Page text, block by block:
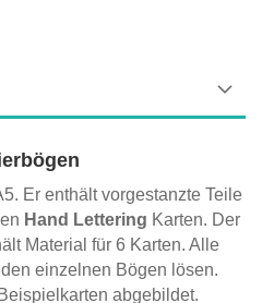
Er enthält vorgestanzte Teile
Hand Lettering Karten. Der
Material für 6 Karten. Alle
einzelnen Bögen lösen.
abgebildet.